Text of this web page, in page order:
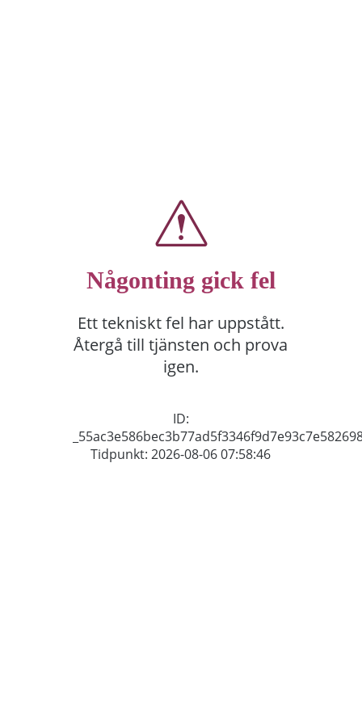
Någonting gick fel
Ett tekniskt fel har uppstått.
Återgå till tjänsten och prova
igen.
ID:
Tidpunkt: 2026-08-06 07:58:46